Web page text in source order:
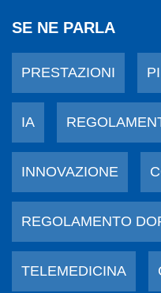
SE NE PARLA
PRESTAZIONI
IA
INNOVAZIONE
REGOLAMENTO
TELEMEDICINA